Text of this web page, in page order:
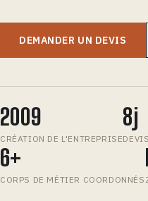
DEMANDER UN DEVIS
2009
CRÉATION DE L'ENTREPRISE
8j
6+
CORPS DE MÉTIER COORDONNÉS